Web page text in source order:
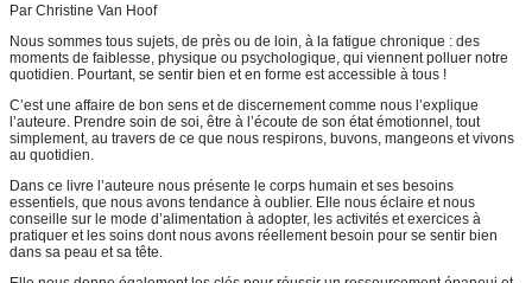
Par Christine Van Hoof
Nous sommes tous sujets, de près ou de loin, à la fatigue chronique : des
moments de faiblesse, physique ou psychologique, qui viennent polluer notre
quotidien. Pourtant, se sentir bien et en forme est accessible à tous !
C’est une affaire de bon sens et de discernement comme nous l’explique
l’auteure. Prendre soin de soi, être à l’écoute de son état émotionnel, tout
simplement, au travers de ce que nous respirons, buvons, mangeons et vivons
au quotidien.
Dans ce livre l’auteure nous présente le corps humain et ses besoins
essentiels, que nous avons tendance à oublier. Elle nous éclaire et nous
conseille sur le mode d’alimentation à adopter, les activités et exercices à
pratiquer et les soins dont nous avons réellement besoin pour se sentir bien
dans sa peau et sa tête.